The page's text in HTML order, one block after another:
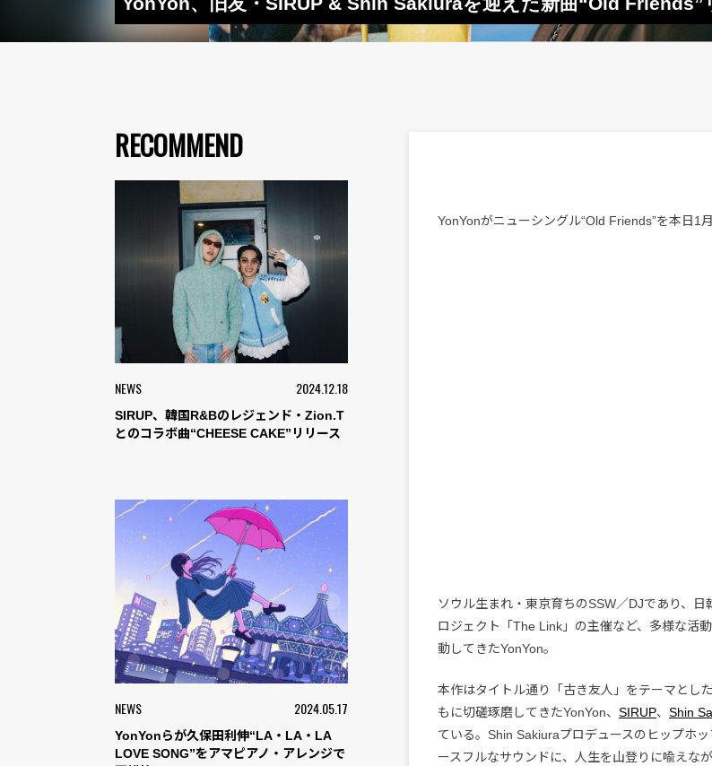
RECOMMEND
NEWS 2024.12.18
SIRUP、韓国R&Bのレジェンド・Zion.T
とのコラボ曲“CHEESE CAKE”リリース
NEWS 2024.05.17
YonYonらが久保田利伸“LA・LA・LA
LOVE SONG”をアマピアノ・アレンジで
YonYonがニューシングル“Old Friends”を本日1
ソウル生まれ・東京育ちのSSW／DJであり、
ロジェクト「The Link」の主催など、多様な活
動してきたYonYon。
本作はタイトル通り「古き友人」をテーマとし
もに切磋琢磨してきたYonYon、 SIRUP、 Shin
ている。Shin Sakiuraプロデュースのヒップホ
ースフルなサウンドに、人生を山登りに喩えな